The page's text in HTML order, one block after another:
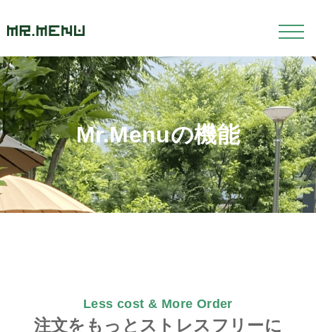
Mr.Menuの機能
Less cost & More Order
注文をもっとストレスフリーに